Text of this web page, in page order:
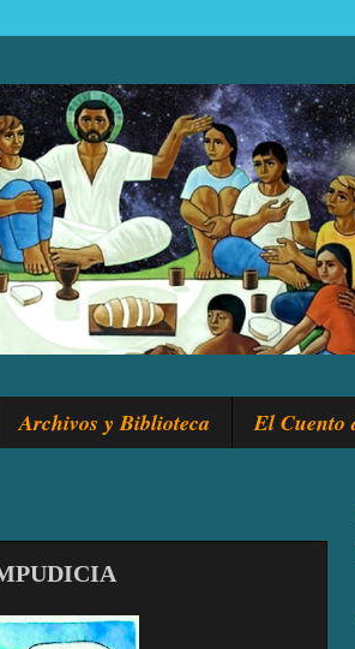
Archivos y Biblioteca El Cuento